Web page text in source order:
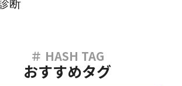
断
おすすめタグ